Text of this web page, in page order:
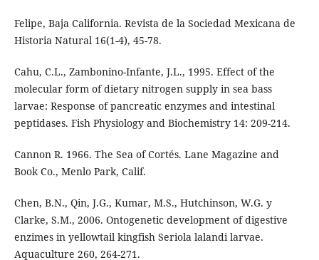
Felipe, Baja California. Revista de la Sociedad Mexicana de
Historia Natural 16(1-4), 45-78.
Cahu, C.L., Zambonino-Infante, J.L., 1995. Effect of the
molecular form of dietary nitrogen supply in sea bass
larvae: Response of pancreatic enzymes and intestinal
peptidases. Fish Physiology and Biochemistry 14: 209-214.
Cannon R. 1966. The Sea of Cortés. Lane Magazine and
Book Co., Menlo Park, Calif.
Chen, B.N., Qin, J.G., Kumar, M.S., Hutchinson, W.G. y
Clarke, S.M., 2006. Ontogenetic development of digestive
enzimes in yellowtail kingfish Seriola lalandi larvae.
Aquaculture 260, 264-271.